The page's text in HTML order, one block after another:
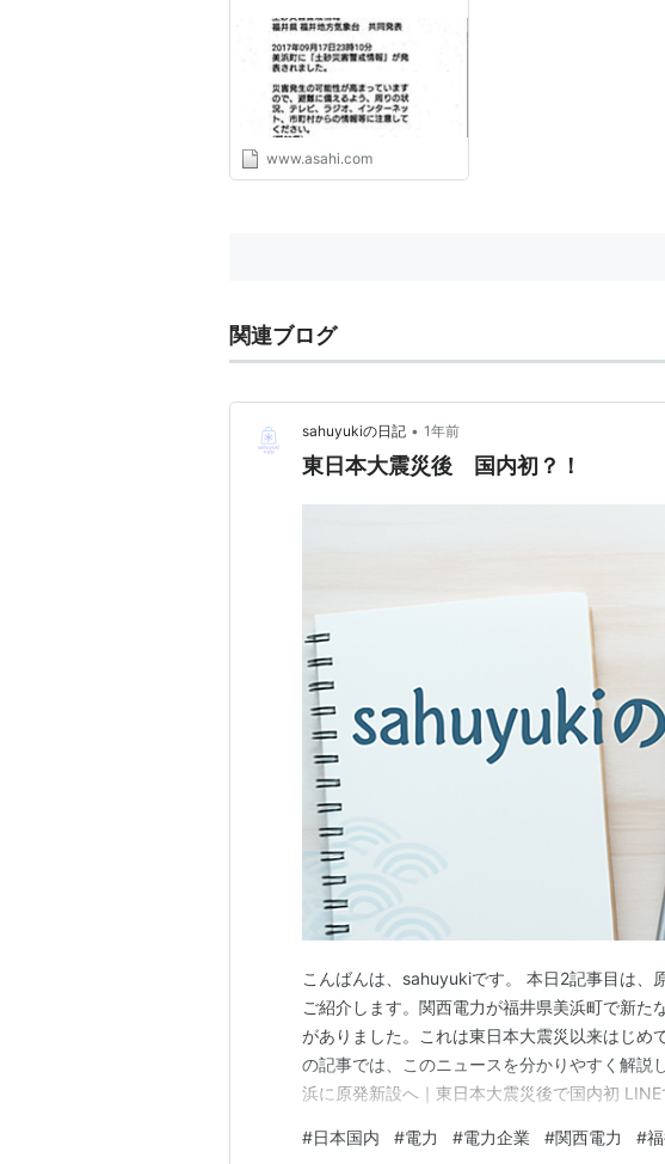
www.asahi.com
関連ブログ
sahuyukiの日記 • 1年前
東日本大震災後 国内初？！
こんばんは、sahuyukiです。 本日2記事目は、
ご紹介します。関西電力が福井県美浜町で新た
がありました。これは東日本大震災以来はじめ
の記事では、このニュースを分かりやすく解説
浜に原発新設へ｜東日本大震災後で国内初
の流れ ◆ 3. 国・地元の受け止め ◆ 4. ブロガ
#日本国内 #電力 #電力企業 #関西電力 #